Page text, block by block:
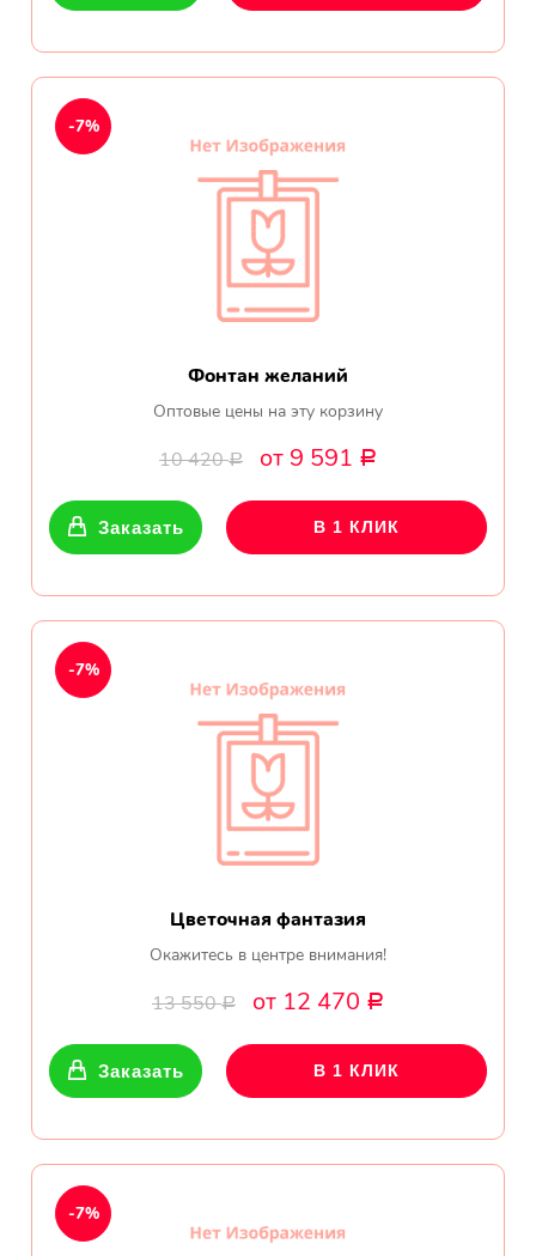
Фонтан желаний
Оптовые цены на эту корзину
10 420Р от 9 591 Р
-7%
Заказать В 1 КЛИК
Цветочная фантазия
Окажитесь в центре внимания!
13 550Р от 12 470 Р
-7%
Заказать В 1 КЛИК
-7%